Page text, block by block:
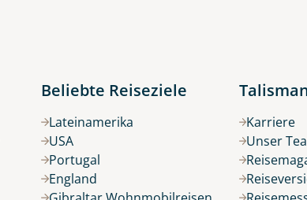
Beliebte Reiseziele
Lateinamerika
USA
Portugal
England
Karriere
Unser